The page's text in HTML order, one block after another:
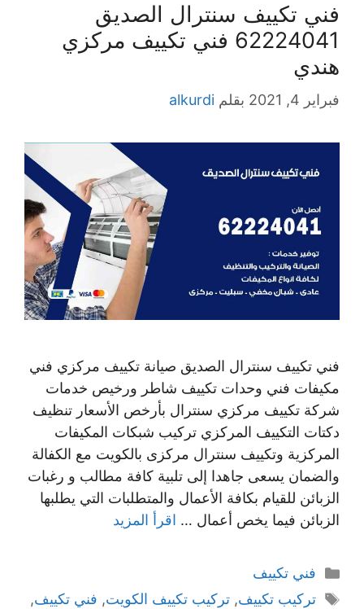
فني تكييف سنترال الصديق
62224041 فني تكييف مركزي
هندي
فبراير 4, 2021 بقلم alkurdi
فني تكييف سنترال الصديق صيانة تكييف مركزي فني
مكيفات فني وحدات تكييف شاطر ورخيص خدمات
شركة تكييف مركزي سنترال بأرخص الأسعار تنظيف
دكتات التكييف المركزي تركيب شبكات المكيفات
المركزية وتكييف سنترال مركزى بالكويت مع الكفالة
والضمان يسعى جاهدا إلى تلبية كافة مطالب و رغبات
الزبائن للقيام بكافة الأعمال والمتطلبات التي يطلبها
الزبائن فيما يخص أعمال … اقرأ المزيد
التصنيفات
فني تكييف
الوسوم
تركيب تكييف, تركيب تكييف الكويت, فني تكييف,